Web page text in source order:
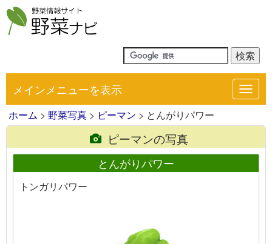
メインメニューを表示
ホーム > 野菜写真 > ピーマン > とんがりパワー
ピーマンの写真
とんがりパワー
トンガリパワー